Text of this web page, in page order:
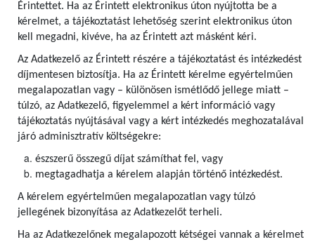
Érintettet. Ha az Érintett elektronikus úton nyújtotta be a
kérelmet, a tájékoztatást lehetőség szerint elektronikus úton
kell megadni, kivéve, ha az Érintett azt másként kéri.
Az Adatkezelő az Érintett részére a tájékoztatást és intézkedést
díjmentesen biztosítja. Ha az Érintett kérelme egyértelműen
megalapozatlan vagy – különösen ismétlődő jellege miatt –
túlzó, az Adatkezelő, figyelemmel a kért információ vagy
tájékoztatás nyújtásával vagy a kért intézkedés meghozatalával
járó adminisztratív költségekre:
észszerű összegű díjat számíthat fel, vagy
megtagadhatja a kérelem alapján történő intézkedést.
A kérelem egyértelműen megalapozatlan vagy túlzó
jellegének bizonyítása az Adatkezelőt terheli.
Ha az Adatkezelőnek megalapozott kétségei vannak a kérelmet